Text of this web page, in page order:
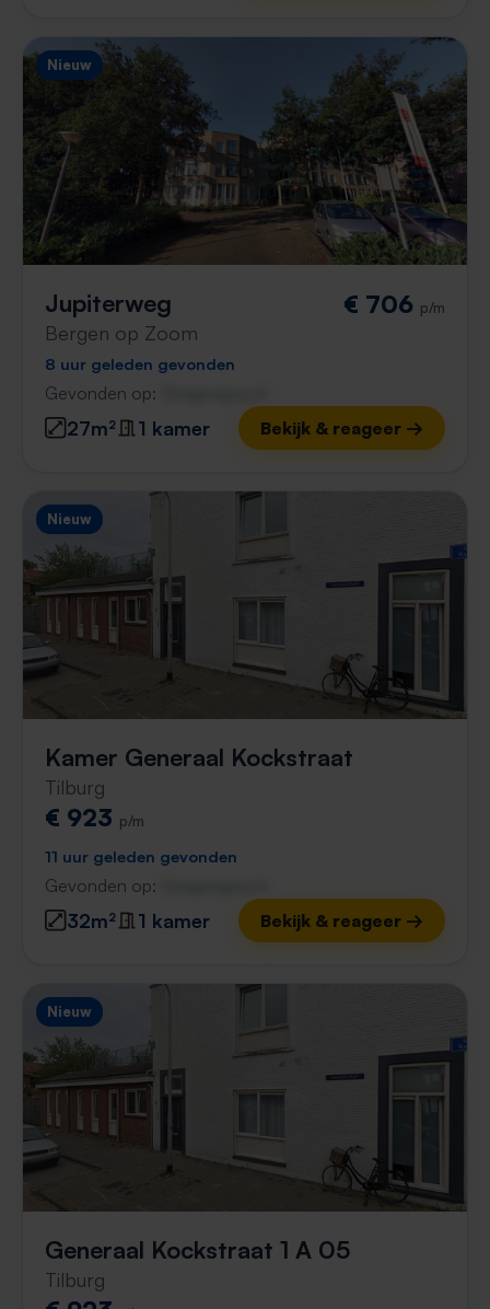
Nieuw
Jupiterweg
Bergen op Zoom
€ 706 p/m
8 uur geleden gevonden
Gevonden op:
27m² 1 kamer Bekijk & reageer →
Nieuw
Kamer Generaal Kockstraat
Tilburg
€ 923 p/m
11 uur geleden gevonden
Gevonden op:
32m² 1 kamer Bekijk & reageer →
Nieuw
Generaal Kockstraat 1 A 05
Tilburg